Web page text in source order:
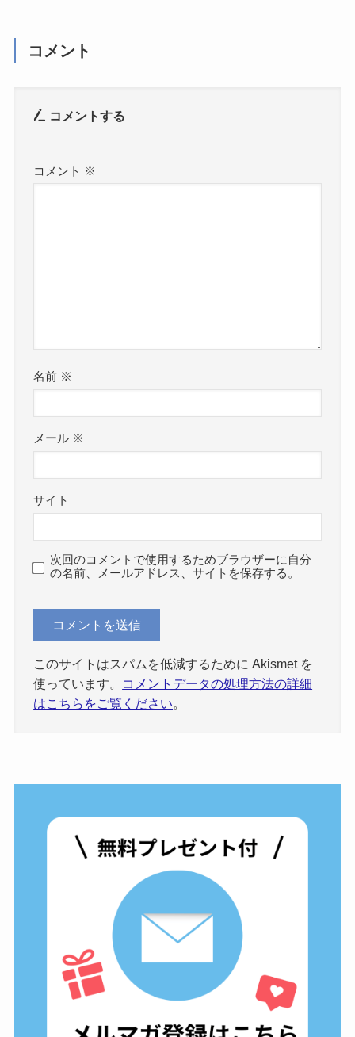
コメント
コメントする
コメント ※
名前 ※
メール ※
サイト
次回のコメントで使用するためブラウザーに自分
の名前、メールアドレス、サイトを保存する。
このサイトはスパムを低減するために Akismet を
使っています。
コメントデータの処理方法の詳細
はこちらをご覧ください。